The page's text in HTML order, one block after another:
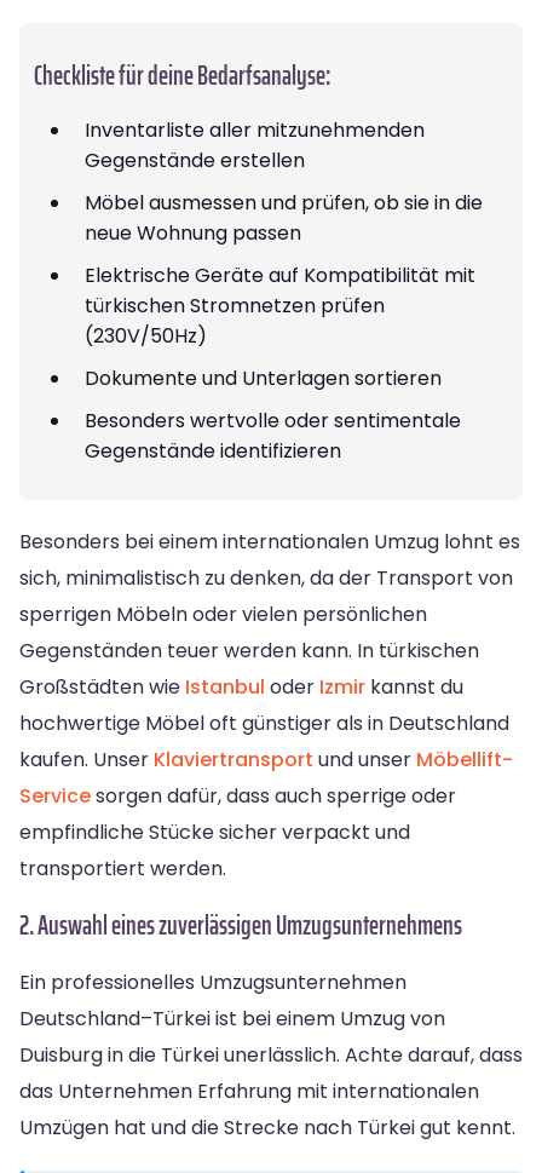
Checkliste für deine Bedarfsanalyse:
Inventarliste aller mitzunehmenden
Gegenstände erstellen
Möbel ausmessen und prüfen, ob sie in die
neue Wohnung passen
Elektrische Geräte auf Kompatibilität mit
türkischen Stromnetzen prüfen
(230V/50Hz)
Dokumente und Unterlagen sortieren
Besonders wertvolle oder sentimentale
Gegenstände identifizieren
Besonders bei einem internationalen Umzug lohnt es
sich, minimalistisch zu denken, da der Transport von
sperrigen Möbeln oder vielen persönlichen
Gegenständen teuer werden kann. In türkischen
Großstädten wie Istanbul oder Izmir kannst du
hochwertige Möbel oft günstiger als in Deutschland
kaufen. Unser Klaviertransport und unser Möbellift-
Servicesorgen dafür, dass auch sperrige oder
empfindliche Stücke sicher verpackt und
transportiert werden.
2. Auswahl eines zuverlässigen Umzugsunternehmens
Ein professionelles Umzugsunternehmen
Deutschland–Türkei ist bei einem Umzug von
Duisburg in die Türkei unerlässlich. Achte darauf, dass
das Unternehmen Erfahrung mit internationalen
Umzügen hat und die Strecke nach Türkei gut kennt.